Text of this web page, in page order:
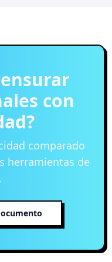
con
comparado
herramientas de